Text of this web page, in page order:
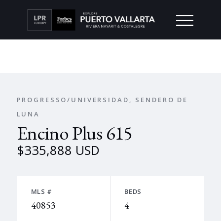
PROGRESSO/UNIVERSIDAD, SENDERO DE
LUNA
Encino Plus 615
$335,888 USD
MLS #
40853
BEDS
4